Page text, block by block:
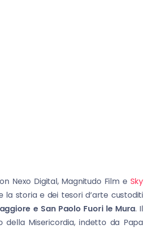
Nexo Digital, Magnitudo Film e Sky
storia e dei tesori d’arte custoditi
e San Paolo Fuori le Mura. Il
Misericordia, indetto da Papa